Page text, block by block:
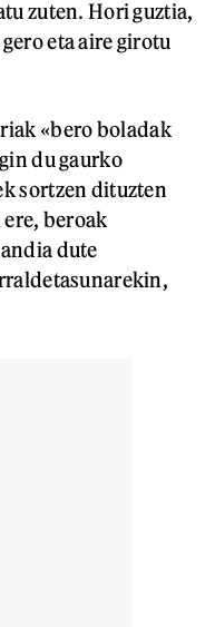
zuten. Hori guztia,
eta aire girotu
«bero boladak
du gaurko
sortzen dituzten
beroak
dute